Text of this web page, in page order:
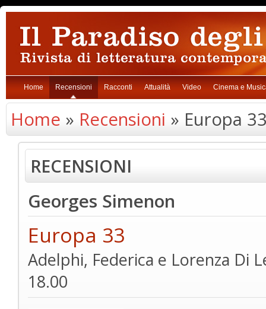
Home Recensioni Racconti Attualità Video Cinema e
Home » Recensioni » Europa
RECENSIONI
Georges Simenon
Europa 33
Adelphi, Federica e Lorenza Di
18.00